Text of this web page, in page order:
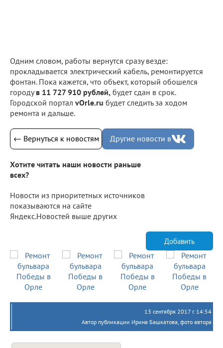
Одним словом, работы вернутся сразу везде:
прокладывается электрический кабель, ремонтируется
фонтан. Пока кажется, что объект, который обошелся
городув 11 727 910 рублей, будет сдан в срок.
Городской портал vOrle.ru будет следить за ходом
ремонта и дальше.
← Вернуться к новостям Другие новости в
Хотите читать наши новости раньше
всех?
Новости из приоритетных источников
показываются на сайте
Яндекс.Новостей выше других
Добавить
13 сентября 2017 г. 14:54
Автор публикации Ирина Башкатова, фото автора